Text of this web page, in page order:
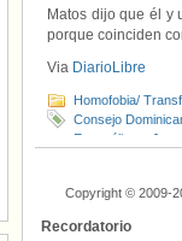
Matos dijo que él y
porque coinciden
Via DiarioLibre
Homofobia/
Consejo
Evangélicas
Copyright © 2009-
Recordatorio